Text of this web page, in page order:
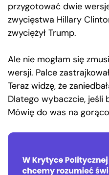
przygotować dwie
zwycięstwa Hillary
zwyciężył Trump.
Ale nie mogłam się
wersji. Palce
Teraz widzę, że
Dlatego wybaczcie, jeśli
Mówię do was na